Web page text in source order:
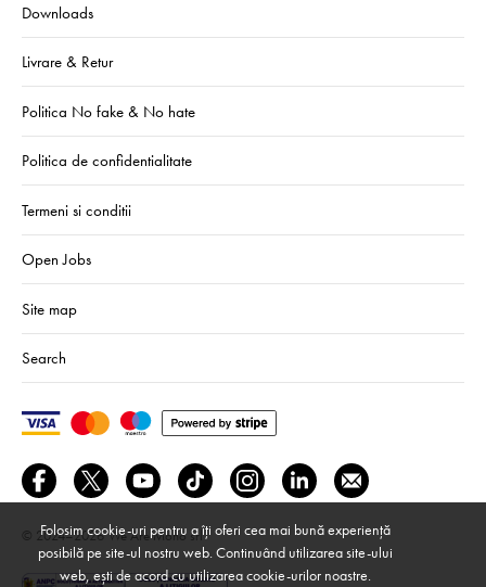
Downloads
Livrare & Retur
Politica No fake & No hate
Politica de confidentialitate
Termeni si conditii
Open Jobs
Site map
Search
© 2024–2026 We Are Mono srl
Folosim cookie-uri pentru a îți oferi cea mai bună experiență
posibilă pe site-ul nostru web. Continuând utilizarea site-ului
web, ești de acord cu utilizarea cookie-urilor noastre.